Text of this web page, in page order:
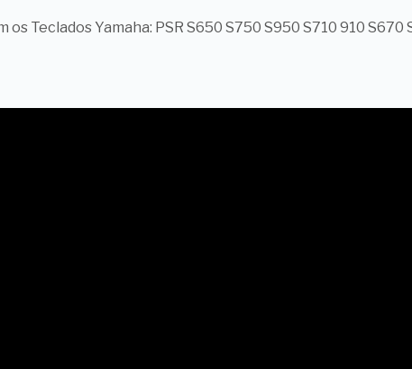
Teclados Yamaha: PSR S650 S750 S950 S710 910